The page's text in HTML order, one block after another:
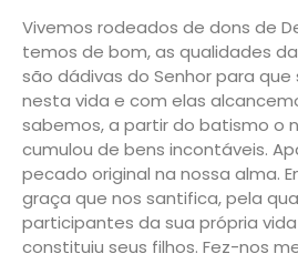
Vivemos rodeados de dons de
temos de bom, as qualidades
são dádivas do Senhor para que
nesta vida e com elas
sabemos, a partir do batismo o
cumulou de bens incontáveis.
pecado original na nossa alma.
graça que nos santifica, pela
participantes da sua própria
constituiu seus filhos. Fez-nos